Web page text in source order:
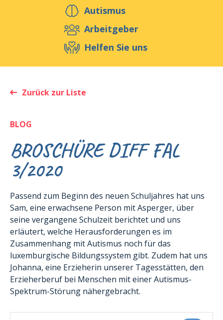
Helfen Sie uns
Veranstaltungen Publikationen
Autismus
Arbeitgeber
Helfen Sie uns
Zurück zur Liste
BLOG
BROSCHÜRE DIFF FAL
3/2020
Passend zum Beginn des neuen Schuljahres hat uns
Sam, eine erwachsene Person mit Asperger, über
seine vergangene Schulzeit berichtet und uns
erläutert, welche Herausforderungen es im
Zusammenhang mit Autismus noch für das
luxemburgische Bildungssystem gibt. Zudem hat uns
Johanna, eine Erzieherin unserer Tagesstätten, den
Erzieherberuf bei Menschen mit einer Autismus-
Spektrum-Störung nähergebracht.